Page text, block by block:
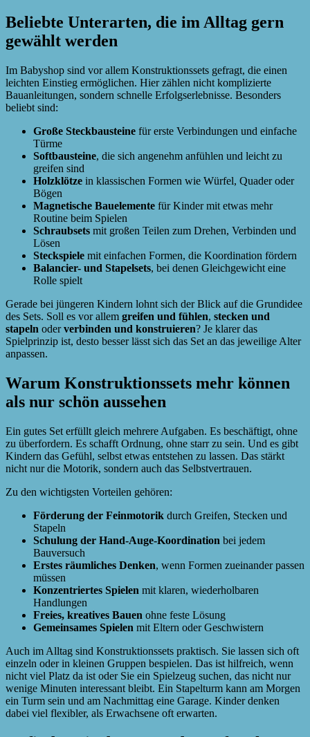
Beliebte Unterarten, die im Alltag gern
gewählt werden
Im Babyshop sind vor allem Konstruktionssets gefragt, die einen
leichten Einstieg ermöglichen. Hier zählen nicht komplizierte
Bauanleitungen, sondern schnelle Erfolgserlebnisse. Besonders
beliebt sind:
Große Steckbausteine für erste Verbindungen und einfache
Türme
Softbausteine, die sich angenehm anfühlen und leicht zu
greifen sind
Holzklötze in klassischen Formen wie Würfel, Quader oder
Bögen
Magnetische Bauelemente für Kinder mit etwas mehr
Routine beim Spielen
Schraubsets mit großen Teilen zum Drehen, Verbinden und
Lösen
Steckspiele mit einfachen Formen, die Koordination fördern
Balancier- und Stapelsets, bei denen Gleichgewicht eine
Rolle spielt
Gerade bei jüngeren Kindern lohnt sich der Blick auf die Grundidee
des Sets. Soll es vor allem greifen und fühlen, stecken und
stapeln oderverbinden und konstruieren? Je klarer das
Spielprinzip ist, desto besser lässt sich das Set an das jeweilige Alter
anpassen.
Warum Konstruktionssets mehr können
als nur schön aussehen
Ein gutes Set erfüllt gleich mehrere Aufgaben. Es beschäftigt, ohne
zu überfordern. Es schafft Ordnung, ohne starr zu sein. Und es gibt
Kindern das Gefühl, selbst etwas entstehen zu lassen. Das stärkt
nicht nur die Motorik, sondern auch das Selbstvertrauen.
Zu den wichtigsten Vorteilen gehören:
Förderung der Feinmotorik durch Greifen, Stecken und
Stapeln
Schulung der Hand-Auge-Koordination bei jedem
Bauversuch
Erstes räumliches Denken, wenn Formen zueinander passen
müssen
Konzentriertes Spielen mit klaren, wiederholbaren
Handlungen
Freies, kreatives Bauen ohne feste Lösung
Gemeinsames Spielen mit Eltern oder Geschwistern
Auch im Alltag sind Konstruktionssets praktisch. Sie lassen sich oft
einzeln oder in kleinen Gruppen bespielen. Das ist hilfreich, wenn
nicht viel Platz da ist oder Sie ein Spielzeug suchen, das nicht nur
wenige Minuten interessant bleibt. Ein Stapelturm kann am Morgen
ein Turm sein und am Nachmittag eine Garage. Kinder denken
dabei viel flexibler, als Erwachsene oft erwarten.